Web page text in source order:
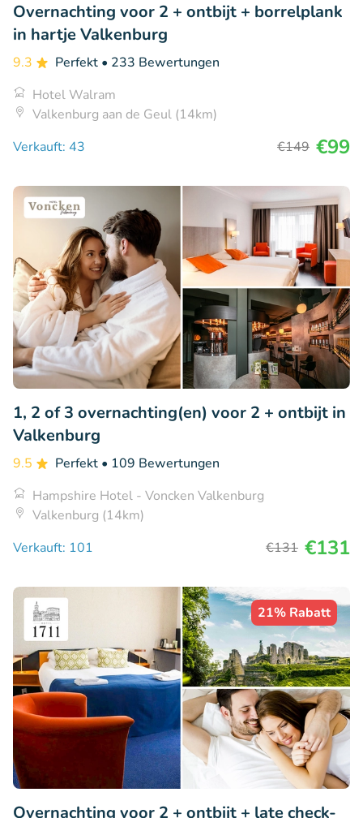
Overnachting voor 2 + ontbijt + borrelplank
in hartje Valkenburg
9.3 Perfekt • 233 Bewertungen
Hotel Walram
Valkenburg aan de Geul (14km)
Verkauft: 43
€149 €99
1, 2 of 3 overnachting(en) voor 2 + ontbijt in
Valkenburg
9.5 Perfekt • 109 Bewertungen
Hampshire Hotel - Voncken Valkenburg
Valkenburg (14km)
Verkauft: 101
€131 €131
21% Rabatt
Overnachting voor 2 + ontbijt + late check-